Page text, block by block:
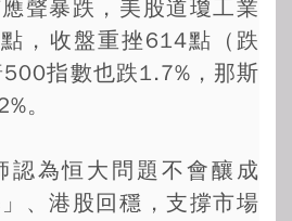
聲暴跌，美股道瓊工業
，收盤重挫614點（跌
指數也跌1.7%，那斯
。
認為恒大問題不會釀成
」、港股回穩，支撐市場